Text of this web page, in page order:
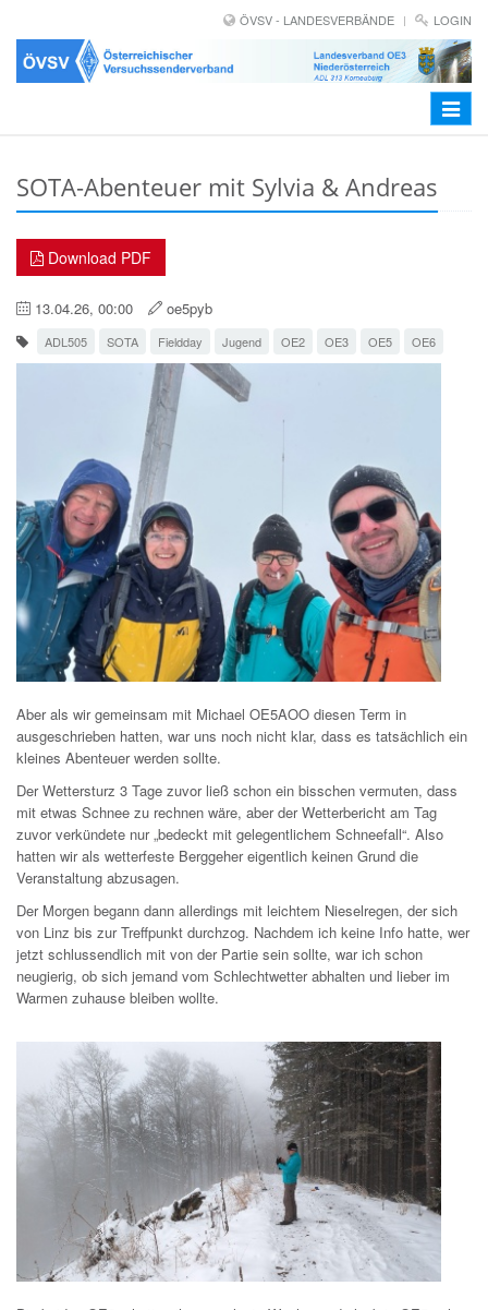
ÖVSV - LANDESVERBÄNDE LOGIN
Toggle
SOTA-Abenteuer mit Sylvia & Andreas
Download PDF
13.04.26, 00:00 oe5pyb
ADL505 SOTA Fieldday Jugend OE2 OE3 OE5 OE6
Aber als wir gemeinsam mit Michael OE5AOO diesen Term in
ausgeschrieben hatten, war uns noch nicht klar, dass es tatsächlich ein
kleines Abenteuer werden sollte.
Der Wettersturz 3 Tage zuvor ließ schon ein bisschen vermuten, dass
mit etwas Schnee zu rechnen wäre, aber der Wetterbericht am Tag
zuvor verkündete nur „bedeckt mit gelegentlichem Schneefall“. Also
hatten wir als wetterfeste Berggeher eigentlich keinen Grund die
Veranstaltung abzusagen.
Der Morgen begann dann allerdings mit leichtem Nieselregen, der sich
von Linz bis zur Treffpunkt durchzog. Nachdem ich keine Info hatte, wer
jetzt schlussendlich mit von der Partie sein sollte, war ich schon
neugierig, ob sich jemand vom Schlechtwetter abhalten und lieber im
Warmen zuhause bleiben wollte.